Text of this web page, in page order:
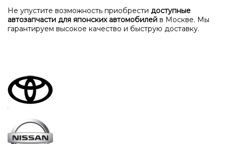
Не упустите возможность приобрести доступные
автозапчасти для японских автомобилей в Москве. Мы
гарантируем высокое качество и быструю доставку.